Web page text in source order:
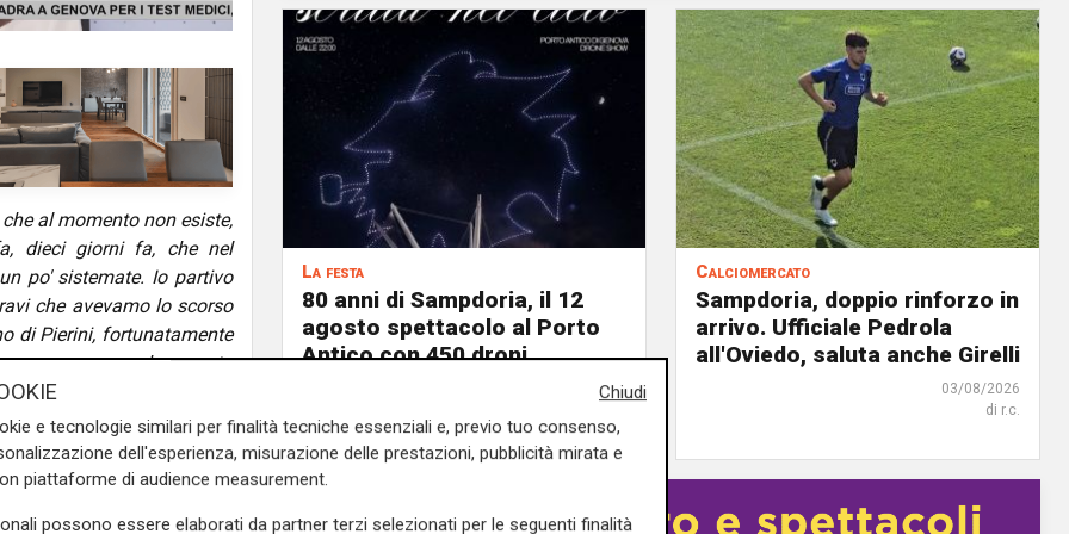
al momento non esiste,
dieci giorni fa, che nel
po' sistemate. Io partivo
che avevamo lo scorso
di Pierini, fortunatamente
pensare che questa
neanche questi giocatori
di dire che a questa
per fare un campionato
parti... allora no. Ma
La festa
80 anni di Sampdoria, il 12
agosto spettacolo al Porto
Antico con 450 droni
04/08/2026
Calciomercato
Sampdoria, doppio rinforzo in
arrivo. Ufficiale Pedrola
all'Oviedo, saluta anche Girelli
03/08/2026
di r.c.
Chiudi
e tecnologie similari per finalità tecniche essenziali e, previo tuo consenso,
dell'esperienza, misurazione delle prestazioni, pubblicità mirata e
piattaforme di audience measurement.
possono essere elaborati da partner terzi selezionati per le seguenti finalità